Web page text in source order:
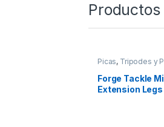
Picas, Tripodes y
Forge Tackle
Extension